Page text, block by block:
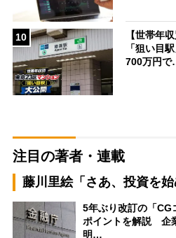
10
【世帯年
「狙い目
700万円
注目の著者・連載
藤川里絵「さあ、投資を始
5年ぶり改訂の「CG
ポイントを解説 企
明…